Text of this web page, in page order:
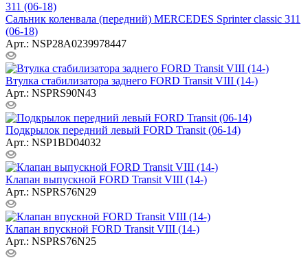
Сальник коленвала (передний) MERCEDES Sprinter classic 311
(06-18)
Арт.: NSP28A0239978447
Втулка стабилизатора заднего FORD Transit VIII (14-)
Арт.: NSPRS90N43
Подкрылок передний левый FORD Transit (06-14)
Арт.: NSP1BD04032
Клапан выпускной FORD Transit VIII (14-)
Арт.: NSPRS76N29
Клапан впускной FORD Transit VIII (14-)
Арт.: NSPRS76N25